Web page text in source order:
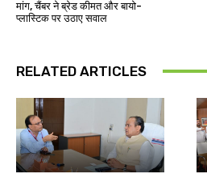
मांग, चैंबर ने ब्रेड कीमत और बायो-
प्लास्टिक पर उठाए सवाल
RELATED ARTICLES